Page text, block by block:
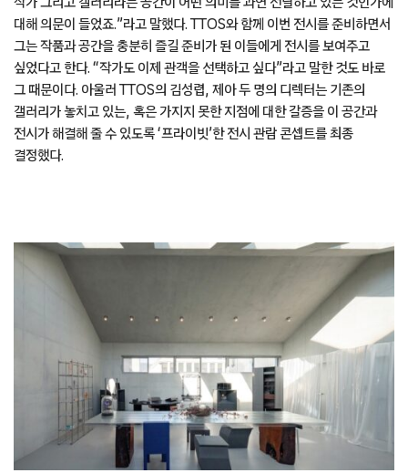
대해 의문이 들었죠.”라고 말했다. TTOS와 함께 이번 전시를 준비하면서
그는 작품과 공간을 충분히 즐길 준비가 된 이들에게 전시를 보여주고
싶었다고 한다. “작가도 이제 관객을 선택하고 싶다”라고 말한 것도 바로
그 때문이다. 아울러 TTOS의 김성렵, 제아 두 명의 디렉터는 기존의
갤러리가 놓치고 있는, 혹은 가지지 못한 지점에 대한 갈증을 이 공간과
전시가 해결해 줄 수 있도록 ‘프라이빗’한 전시 관람 콘셉트를 최종
결정했다.